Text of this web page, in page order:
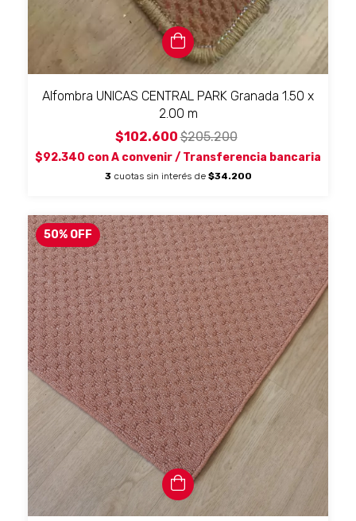
Alfombra UNICAS CENTRAL PARK Granada 1.50 x
2.00 m
$102.600$205.200
$92.340 conA convenir / Transferencia bancaria
3 cuotas sin interés de $34.200
50% OFF